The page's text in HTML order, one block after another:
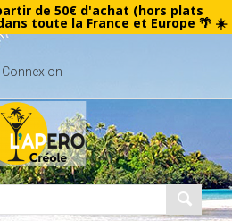
de 50€ d'achat (hors plats
toute la France et Europe 🌴 ☀️
Connexion